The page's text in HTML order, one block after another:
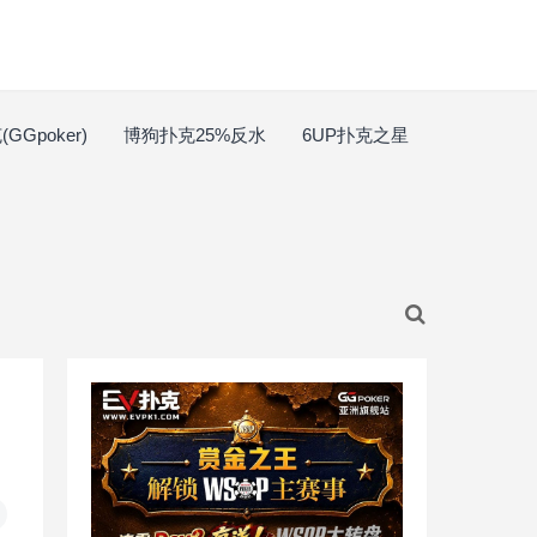
博狗扑克25%反水 6UP扑克之星